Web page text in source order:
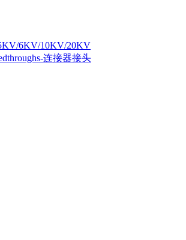
6KV/10KV/20KV
连接器接头